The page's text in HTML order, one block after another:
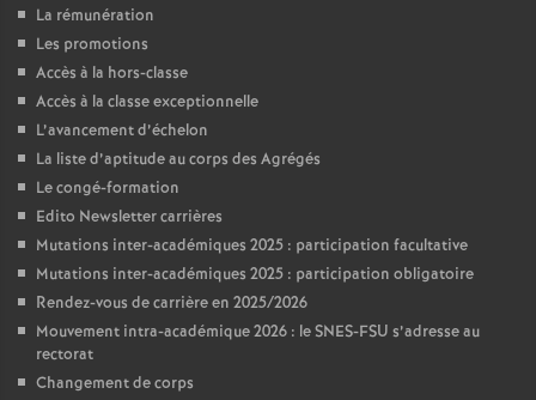
La rémunération
Les promotions
Accès à la hors-classe
Accès à la classe exceptionnelle
L’avancement d’échelon
La liste d’aptitude au corps des Agrégés
Le congé-formation
Edito Newsletter carrières
Mutations inter-académiques 2025 : participation facultative
Mutations inter-académiques 2025 : participation obligatoire
Rendez-vous de carrière en 2025/2026
Mouvement intra-académique 2026 : le SNES-FSU s’adresse au
rectorat
Changement de corps